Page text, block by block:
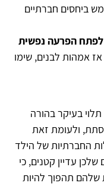
ביחסים חברתיים
הפרעה נפשית
אז אמהות לבנים, שימו
בעיקר בהורה
ולעומת זאת
החברתיות של הילד
עדיין קטנים, כי
שלהם תהפוך להיות